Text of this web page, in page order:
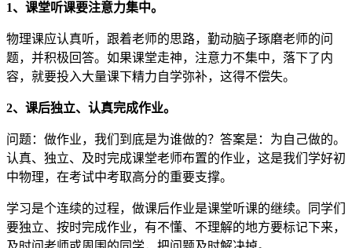
1、课堂听课要注意力集中。
物理课应认真听，跟着老师的思路，勤动脑子琢磨老师的问
题，并积极回答。如果课堂走神，注意力不集中，落下了内
容，就要投入大量课下精力自学弥补，这得不偿失。
2、课后独立、认真完成作业。
问题：做作业，我们到底是为谁做的？答案是：为自己做的。
认真、独立、及时完成课堂老师布置的作业，这是我们学好初
中物理，在考试中考取高分的重要支撑。
学习是个连续的过程，做课后作业是课堂听课的继续。同学们
要独立、按时完成作业，有不懂、不理解的地方要标记下来，